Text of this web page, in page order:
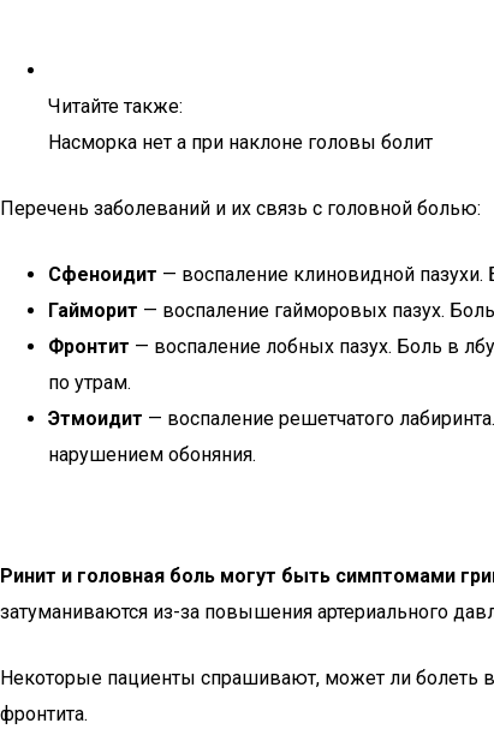
Читайте также:
Насморка нет а при наклоне головы болит
Перечень заболеваний и их связь с головной болью:
Сфеноидит — воспаление клиновидной пазухи.
Гайморит — воспаление гайморовых пазух.
Фронтит — воспаление лобных пазух. Боль в
по утрам.
Этмоидит — воспаление решетчатого
нарушением обоняния.
Ринит и головная боль могут быть симптомами
затуманиваются из-за повышения артериального
Некоторые пациенты спрашивают, может ли болеть
фронтита.